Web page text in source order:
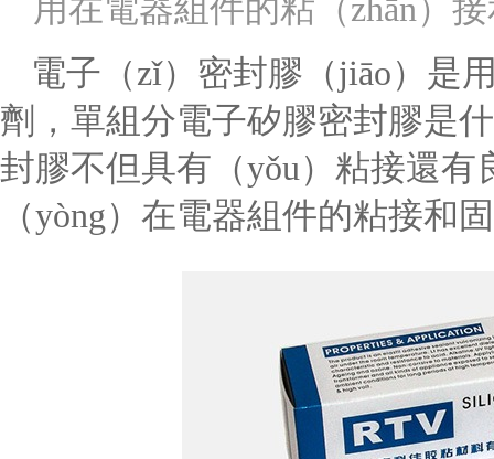
用在電器組件的粘（zhān）
電子（zǐ）密封膠（jiāo）是
劑，單組分電子矽膠密封膠是
封膠不但具有（yǒu）粘接還有
（yòng）在電器組件的粘接和